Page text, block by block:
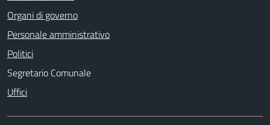
Organi di governo
Personale amministrativo
Politici
Segretario Comunale
Uffici